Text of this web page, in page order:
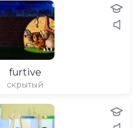
furtive
скрытый